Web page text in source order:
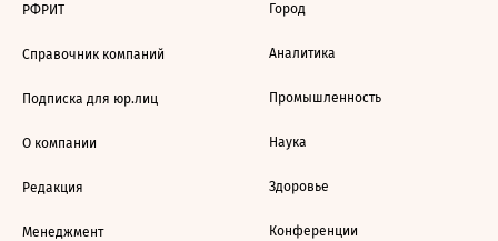
РФРИТ
Справочник компаний
Подписка для юр.лиц
О компании
Редакция
Менеджмент
Город
Аналитика
Промышленность
Наука
Здоровье
Конференции